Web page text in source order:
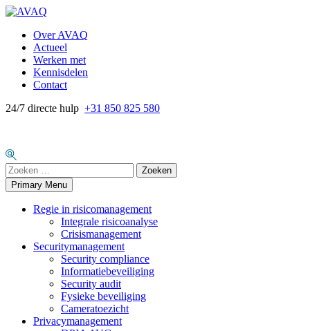
Skip
contentOver AVAQ
Actueel
Werken met
Kennisdelen
Contact
24/7 directe hulp +31 850 825 580
Zoeken
naar:
Primary Menu
Regie in risicomanagement
Integrale risicoanalyse
Crisismanagement
Securitymanagement
Security compliance
Informatiebeveiliging
Security audit
Fysieke beveiliging
Cameratoezicht
Privacymanagement